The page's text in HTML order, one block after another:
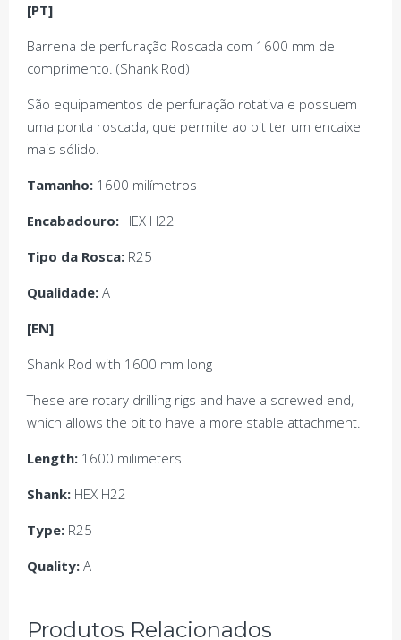
[PT]
Barrena de perfuração Roscada com 1600 mm de
comprimento. (Shank Rod)
São equipamentos de perfuração rotativa e possuem
uma ponta roscada, que permite ao bit ter um encaixe
mais sólido.
Tamanho: 1600 milímetros
Encabadouro: HEX H22
Tipo da Rosca: R25
Qualidade: A
[EN]
Shank Rod with 1600 mm long
These are rotary drilling rigs and have a screwed end,
which allows the bit to have a more stable attachment.
Length: 1600 milimeters
Shank: HEX H22
Type: R25
Quality: A
Produtos Relacionados